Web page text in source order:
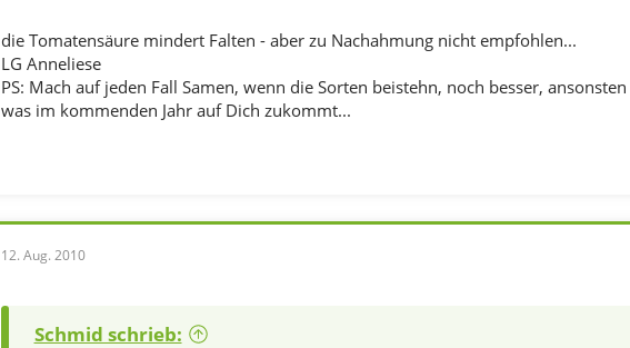
die Tomatensäure mindert Falten - aber zu Nachahmung nicht empfohlen...
LG Anneliese
PS: Mach auf jeden Fall Samen, wenn die Sorten beistehn, noch besser,
was im kommenden Jahr auf Dich zukommt...
12. Aug. 2010
Schmid schrieb: